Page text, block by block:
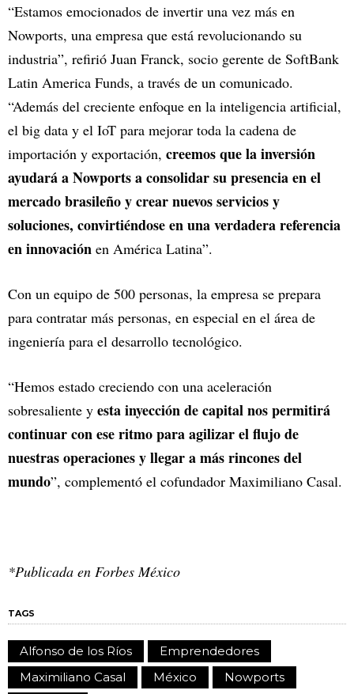
“Estamos emocionados de invertir una vez más en
Nowports, una empresa que está revolucionando su
industria”, refirió Juan Franck, socio gerente de SoftBank
Latin America Funds, a través de un comunicado.
“Además del creciente enfoque en la inteligencia artificial,
el big data y el IoT para mejorar toda la cadena de
importación y exportación, creemos que la inversión
ayudará a Nowports a consolidar su presencia en el
mercado brasileño y crear nuevos servicios y
soluciones, convirtiéndose en una verdadera referencia
en innovación en América Latina”.
Con un equipo de 500 personas, la empresa se prepara
para contratar más personas, en especial en el área de
ingeniería para el desarrollo tecnológico.
“Hemos estado creciendo con una aceleración
sobresaliente y esta inyección de capital nos permitirá
continuar con ese ritmo para agilizar el flujo de
nuestras operaciones y llegar a más rincones del
mundo”, complementó el cofundador Maximiliano Casal.
*Publicada en Forbes México
TAGS
Alfonso de los Ríos
Emprendedores
Maximiliano Casal
México
Nowports